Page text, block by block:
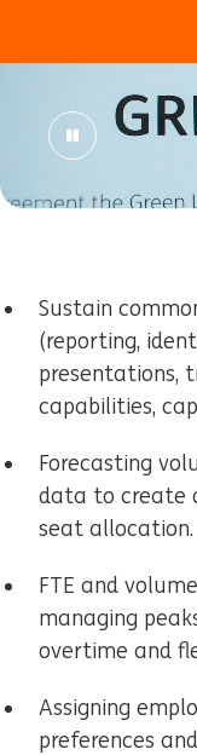
Sustain
(reporting,
presentations,
capabilities,
Forecasting
data to create
seat allocation.
FTE and
managing
overtime and
Assigning
preferences